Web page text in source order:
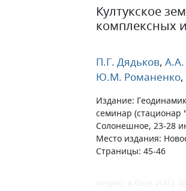
Култукское
комплексных
П.Г. Дядьков, А.А.
Ю.М. Романенко,
Издание:
семинар (стационар
Солонешное, 23-28
Место издания:
Страницы: 45-46